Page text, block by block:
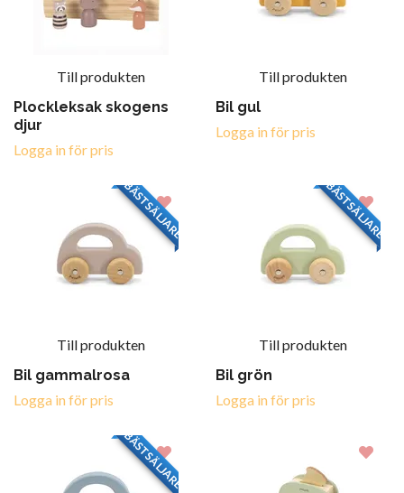
Till produkten
Plockleksak skogens
djur
Logga in för pris
Till produkten
Bil gul
Logga in för pris
BÄSTSÄLJARE
Till produkten
Bil gammalrosa
Logga in för pris
BÄSTSÄLJARE
Till produkten
Bil grön
Logga in för pris
BÄSTSÄLJARE